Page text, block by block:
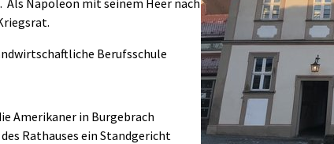
Berufsschule
Amerikaner in Burgebrach
Rathauses ein Standgericht